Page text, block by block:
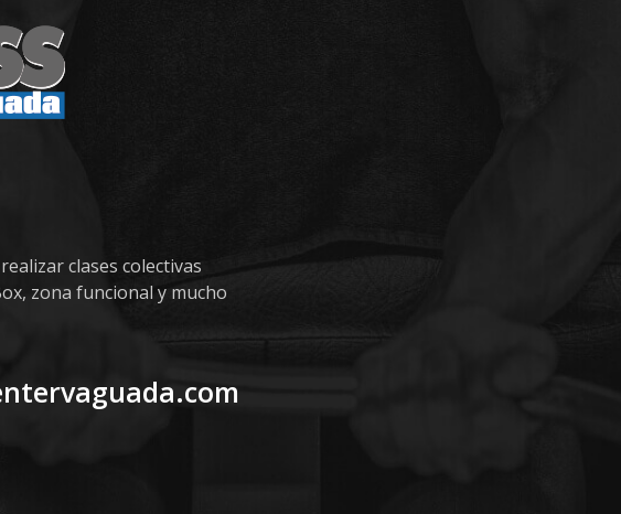
clases colectivas
zona funcional y mucho